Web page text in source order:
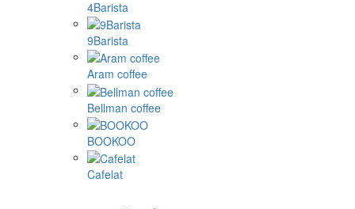
4Barista
9Barista
Aram coffee
Bellman coffee
BOOKOO
Cafelat